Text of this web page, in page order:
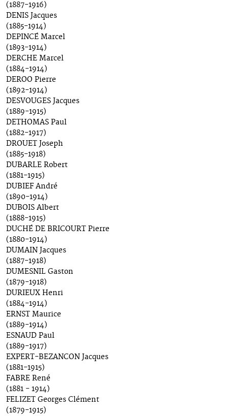
(1887-1916)
DENIS Jacques
(1885-1914)
DEPINCÉ Marcel
(1893-1914)
DERCHE Marcel
(1884-1914)
DEROO Pierre
(1892-1914)
DESVOUGES Jacques
(1889-1915)
DETHOMAS Paul
(1882-1917)
DROUET Joseph
(1885-1918)
DUBARLE Robert
(1881-1915)
DUBIEF André
(1890-1914)
DUBOIS Albert
(1888-1915)
DUCHÉ DE BRICOURT Pierre
(1880-1914)
DUMAIN Jacques
(1887-1918)
DUMESNIL Gaston
(1879-1918)
DURIEUX Henri
(1884-1914)
ERNST Maurice
(1889-1914)
ESNAUD Paul
(1889-1917)
EXPERT-BEZANCON Jacques
(1881-1915)
FABRE René
(1881 - 1914)
FELIZET Georges Clément
(1879-1915)